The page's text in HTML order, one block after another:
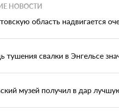
НОВОСТИ
область надвигается
тушения свалки в Энгельсе
музей получил в дар